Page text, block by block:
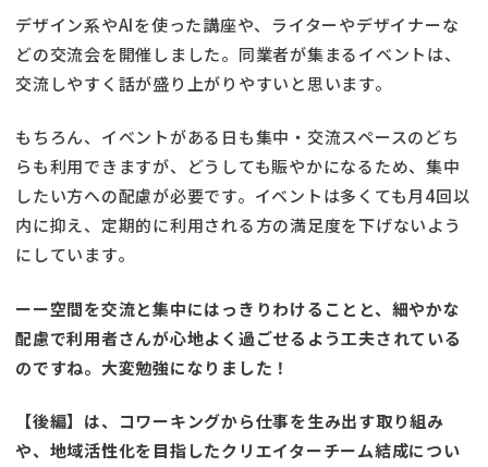
デザイン系やAIを使った講座や、ライターやデザイナーな
どの交流会を開催しました。同業者が集まるイベントは、
交流しやすく話が盛り上がりやすいと思います。
もちろん、イベントがある日も集中・交流スペースのどち
らも利用できますが、どうしても賑やかになるため、集中
したい方への配慮が必要です。イベントは多くても月4回以
内に抑え、定期的に利用される方の満足度を下げないよう
にしています。
ーー空間を交流と集中にはっきりわけることと、細やかな
配慮で利用者さんが心地よく過ごせるよう工夫されている
のですね。大変勉強になりました！
【後編】は、コワーキングから仕事を生み出す取り組み
や、地域活性化を目指したクリエイターチーム結成につい